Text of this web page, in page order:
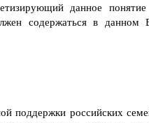
данное
содержаться в данном
поддержки российских